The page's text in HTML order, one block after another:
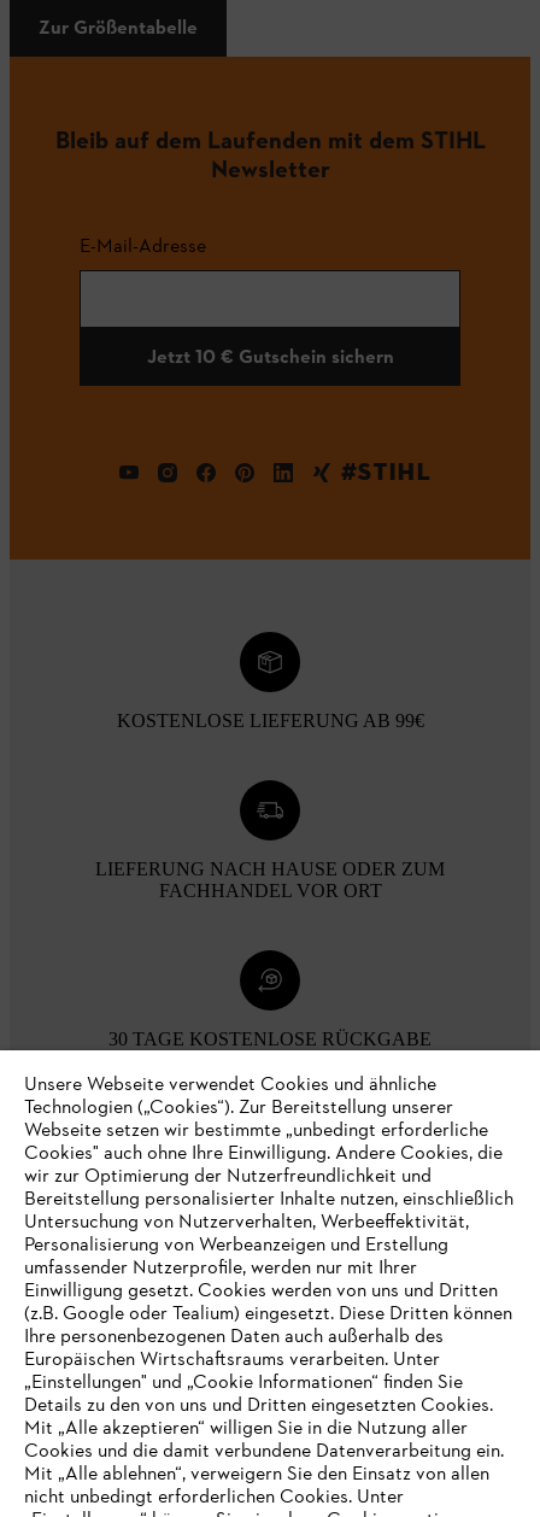
Zur Größentabelle
Bleib auf dem Laufenden mit dem STIHL
Newsletter
E-Mail-Adresse
Jetzt 10 € Gutschein sichern
#STIHL
KOSTENLOSE LIEFERUNG AB 99€
LIEFERUNG NACH HAUSE ODER ZUM
FACHHANDEL VOR ORT
30 TAGE KOSTENLOSE RÜCKGABE
Zahlungsmöglichkeiten
Unternehmen
Online Shop
Unsere Webseite verwendet Cookies und ähnliche
Technologien („Cookies“). Zur Bereitstellung unserer
Webseite setzen wir bestimmte „unbedingt erforderliche
Cookies" auch ohne Ihre Einwilligung. Andere Cookies, die
wir zur Optimierung der Nutzerfreundlichkeit und
Bereitstellung personalisierter Inhalte nutzen, einschließlich
Untersuchung von Nutzerverhalten, Werbeeffektivität,
Personalisierung von Werbeanzeigen und Erstellung
umfassender Nutzerprofile, werden nur mit Ihrer
Einwilligung gesetzt. Cookies werden von uns und Dritten
(z.B. Google oder Tealium) eingesetzt. Diese Dritten können
Ihre personenbezogenen Daten auch außerhalb des
Europäischen Wirtschaftsraums verarbeiten. Unter
„Einstellungen" und „Cookie Informationen“ finden Sie
Details zu den von uns und Dritten eingesetzten Cookies.
Mit „Alle akzeptieren“ willigen Sie in die Nutzung aller
Cookies und die damit verbundene Datenverarbeitung ein.
Mit „Alle ablehnen“, verweigern Sie den Einsatz von allen
nicht unbedingt erforderlichen Cookies. Unter